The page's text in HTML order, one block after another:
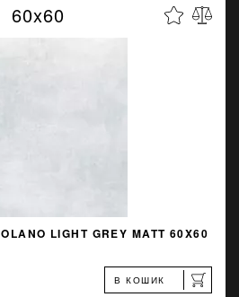
60x60
LIGHT GREY MATT 60X60
В КОШИК